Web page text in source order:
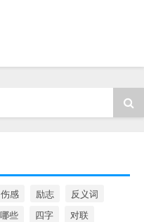
伤感 励志
反义词
哪些 四字
对联